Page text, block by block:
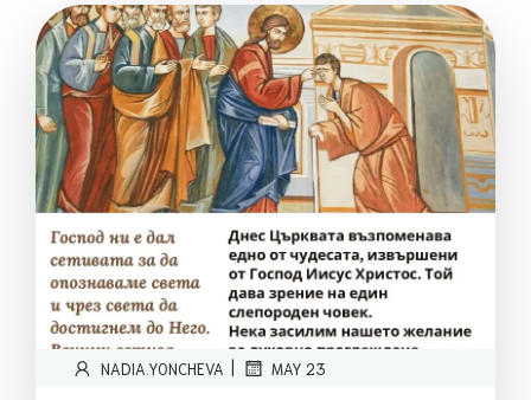
NADIA.YONCHEVA | MAY 23